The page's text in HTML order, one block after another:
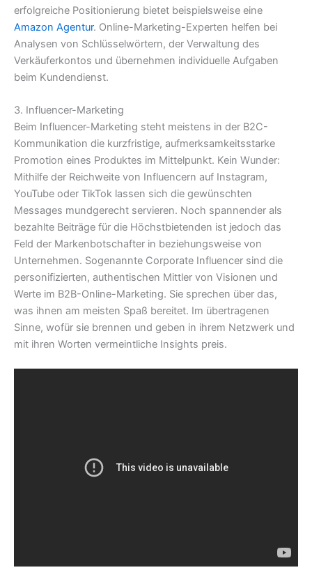
erfolgreiche Positionierung bietet beispielsweise eine
Amazon Agentur. Online-Marketing-Experten helfen bei
Analysen von Schlüsselwörtern, der Verwaltung des
Verkäuferkontos und übernehmen individuelle Aufgaben
beim Kundendienst.
3. Influencer-Marketing
Beim Influencer-Marketing steht meistens in der B2C-
Kommunikation die kurzfristige, aufmerksamkeitsstarke
Promotion eines Produktes im Mittelpunkt. Kein Wunder:
Mithilfe der Reichweite von Influencern auf Instagram,
YouTube oder TikTok lassen sich die gewünschten
Messages mundgerecht servieren. Noch spannender als
bezahlte Beiträge für die Höchstbietenden ist jedoch das
Feld der Markenbotschafter in beziehungsweise von
Unternehmen. Sogenannte Corporate Influencer sind die
personifizierten, authentischen Mittler von Visionen und
Werte im B2B-Online-Marketing. Sie sprechen über das,
was ihnen am meisten Spaß bereitet. Im übertragenen
Sinne, wofür sie brennen und geben in ihrem Netzwerk und
mit ihren Worten vermeintliche Insights preis.